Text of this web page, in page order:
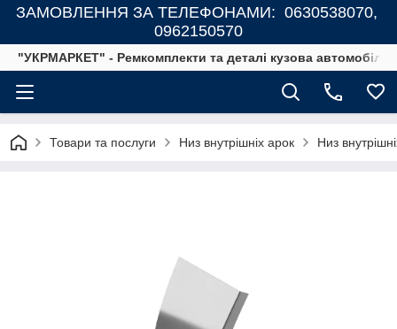
ЗАМОВЛЕННЯ ЗА ТЕЛЕФОНАМИ: 0630538070,
0962150570
"УКРМАРКЕТ" - Ремкомплекти та деталі кузова автомобілів
Товари та послуги Низ внутрішніх арок Низ